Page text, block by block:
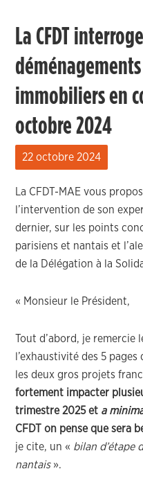
La CFDT
immobiliers en
octobre 2024
22 octobre 2024
La CFDT-MAE vous
l’intervention de son
dernier, sur les points
parisiens et nantais et
de la Délégation à la
« Monsieur le Président,
Tout d’abord, je remercie
l’exhaustivité des 5
les deux gros projets
fortement impacter
trimestre 2025 et a
CFDT on pense que sera
je cite, un « bilan d’étape
nantais».